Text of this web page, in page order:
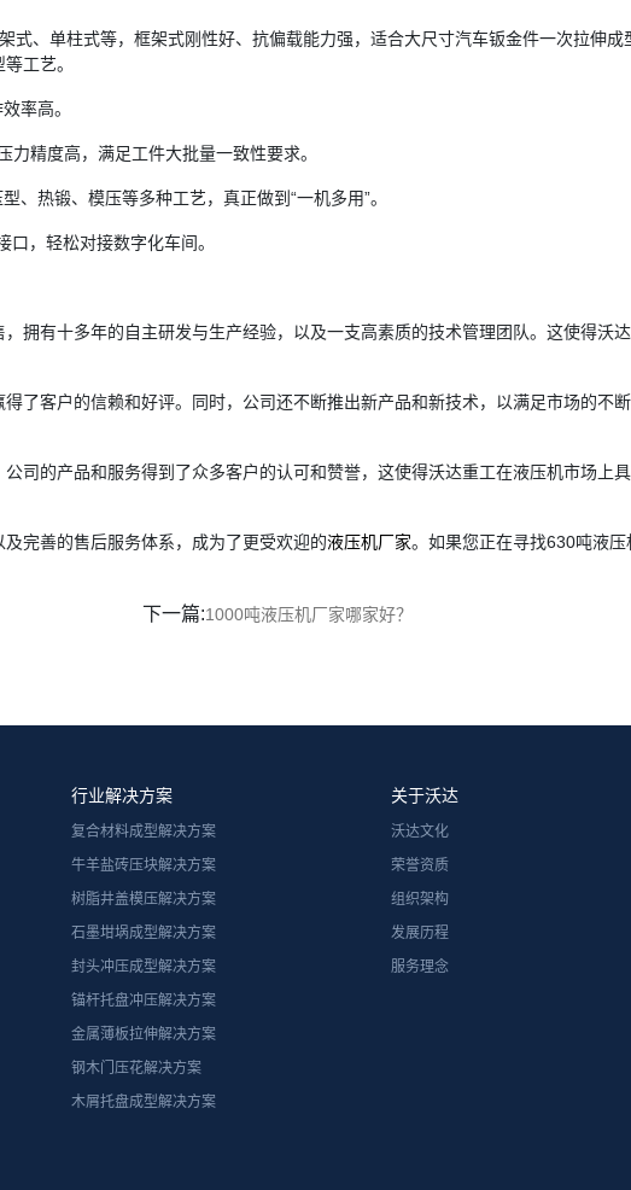
式、单柱式等，框架式刚性好、抗偏载能力强，适合大尺寸汽车钣金件一次拉伸成
工艺。
率高。
精度高，满足工件大批量一致性要求。
热锻、模压等多种工艺，真正做到“一机多用”。
，轻松对接数字化车间。
拥有十多年的自主研发与生产经验，以及一支高素质的技术管理团队。这使得沃
了客户的信赖和好评。同时，公司还不断推出新产品和新技术，以满足市场的不
司的产品和服务得到了众多客户的认可和赞誉，这使得沃达重工在液压机市场上
完善的售后服务体系，成为了更受欢迎的液压机厂家。如果您正在寻找630吨液压
下一篇:1000吨液压机厂家哪家好？
行业解决方案
复合材料成型解决方案
牛羊盐砖压块解决方案
树脂井盖模压解决方案
石墨坩埚成型解决方案
封头冲压成型解决方案
锚杆托盘冲压解决方案
金属薄板拉伸解决方案
钢木门压花解决方案
木屑托盘成型解决方案
关于沃达
沃达文化
荣誉资质
组织架构
发展历程
服务理念